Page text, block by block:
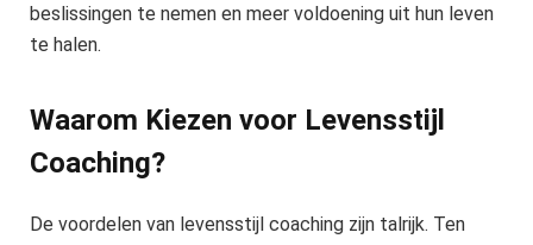
beslissingen te nemen en meer voldoening uit hun leven
te halen.
Waarom Kiezen voor Levensstijl
Coaching?
De voordelen van levensstijl coaching zijn talrijk. Ten